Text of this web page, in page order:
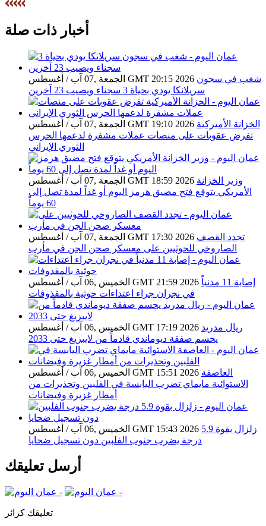
أخبار ذات صلة
الجمعة ,07 آب / أغسطس GMT 20:15 2026 شغب في سجون
سريلانكا يودي بحياة 3 سجناء ويصيب 23 آخرين
الجمعة ,07 آب / أغسطس GMT 19:10 2026 الخزانة الأميركية
تفرض عقوبات على منصات عملات مشفرة لدعمها الحرس
الثوري الإيراني
الجمعة ,07 آب / أغسطس GMT 18:59 2026 وزير الخزانة
الأمريكي يتوقع فتح مضيق هرمز اليوم أو غداً لمدة تصل إلى
60 يوماً
الجمعة ,07 آب / أغسطس GMT 17:30 2026 تجدد القصف
الصاروخي للحوثيين على معسكر صحن الجن في مأرب
الخميس ,06 آب / أغسطس GMT 21:59 2026 إصابة 11 مدنياً
في نجران جراء اعتداءات حوثية بالمقذوفات
الخميس ,06 آب / أغسطس GMT 17:19 2026 ريال مدريد
يحسم صفقة ديوماندي قادماً من لايبزيغ حتى 2033
الخميس ,06 آب / أغسطس GMT 15:51 2026 العاصفة
الاستوائية مايماي تضرب اليابسة في الفلبين وتحذيرات من
أمطار غزيرة وفيضانات
الخميس ,06 آب / أغسطس GMT 15:43 2026 زلزال بقوة 5.9
درجة يضرب جنوب الفلبين دون تسجيل ضحايا
أرسل تعليقك
تعليقك كزائر